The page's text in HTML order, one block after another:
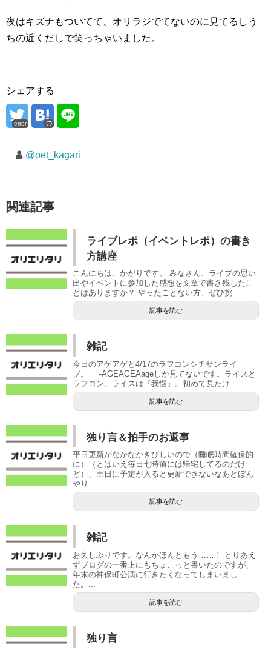
夜はキズナもついてて、オリラジでてないのに見てるしう
ちの近くだしで笑っちゃいました。
シェアする
error
@oet_kagari
関連記事
ライブレポ（イベントレポ）の書き
方講座
こんにちは、かがりです。 みなさん、ライブの思い
出やイベントに参加した感想を文章で書き残したこ
とはありますか？ やったことない方、ぜひ挑...
記事を読む
雑記
今日のアゲアゲと4/17のラフコンシチサンライ
ブ。 └AGEAGEAageしか見てないです。ライスと
ラフコン。ライスは『我慢』。初めて見たけ...
記事を読む
独り言＆拍手のお返事
平日更新がなかなかきびしいので（睡眠時間確保的
に）（とはいえ毎日七時前には帰宅してるのだけ
ど）、土日に予定が入ると更新できないなあとぼん
やり...
記事を読む
雑記
お久しぶりです。なんかほんともう……！ とりあえ
ずブログの一番上にもちょこっと書いたのですが、
年末の神保町公演に行きたくなってしまいまし
た。...
記事を読む
独り言